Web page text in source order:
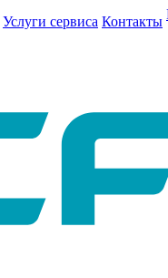
Услуги сервиса Контакты